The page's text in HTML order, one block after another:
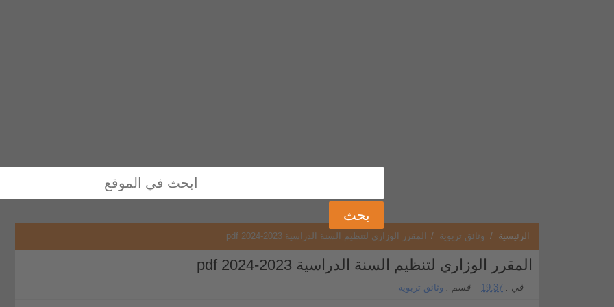
الرئيسية / وثائق تربوية / المقرر الوزاري لتنظيم السنة الدراسية 2023-2024 pdf
المقرر الوزاري لتنظيم السنة الدراسية 2023-2024 pdf
في : 19:37 قسم : وثائق تربوية